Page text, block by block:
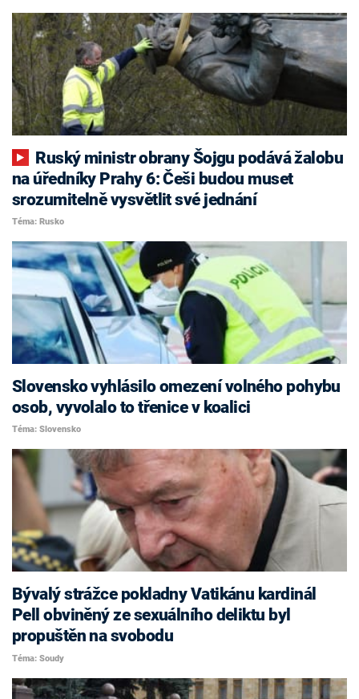
na úředníky Prahy 6: Češi budou muset
srozumitelně vysvětlit své jednání
Téma: Rusko
Slovensko vyhlásilo omezení volného pohybu
osob, vyvolalo to třenice v koalici
Téma: Slovensko
Bývalý strážce pokladny Vatikánu kardinál
Pell obviněný ze sexuálního deliktu byl
propuštěn na svobodu
Téma: Soudy